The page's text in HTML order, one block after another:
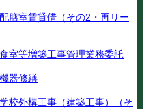
膳室賃貸借（その2・再リー
室等増築工事管理業務委託
器修繕
校外構工事（建築工事）（そ